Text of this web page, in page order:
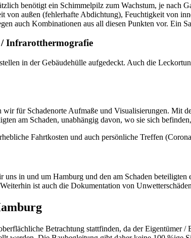
benötigt ein Schimmelpilz zum Wachstum, je
von außen (fehlerhafte Abdichtung), Feuchtigkeit von
auch Kombinationen aus all diesen Punkten vor. Ein
Infrarotthermografie
in der Gebäudehülle aufgedeckt. Auch die
für Schadenorte Aufmaße und Visualisierungen. Mit
am Schaden, unabhängig davon, wo sie sich
Fahrtkosten und auch persönliche Treffen
in und um Hamburg und den am Schaden
ist auch die Dokumentation von
Betrachtung stattfinden, da der Eigentümer